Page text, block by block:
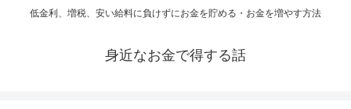
低金利、増税、安い給料に負けずにお金を貯める・お金を増やす方法
身近なお金で得する話